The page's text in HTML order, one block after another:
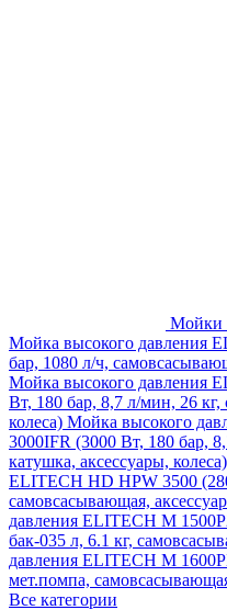
Мойки
Мойка высокого давления
бар, 1080 л/ч,
Мойка высокого давления
Вт, 180 бар, 8,7 л/мин, 26
колеса) Мойка высокого
3000IFR (3000 Вт, 180 бар,
катушка, аксессуары, колеса)
ELITECH HD HPW 3500
самовсасывающая,
давления ELITECH M
бак-035 л, 6.1 кг,
давления ELITECH М
мет.помпа,
Все категории